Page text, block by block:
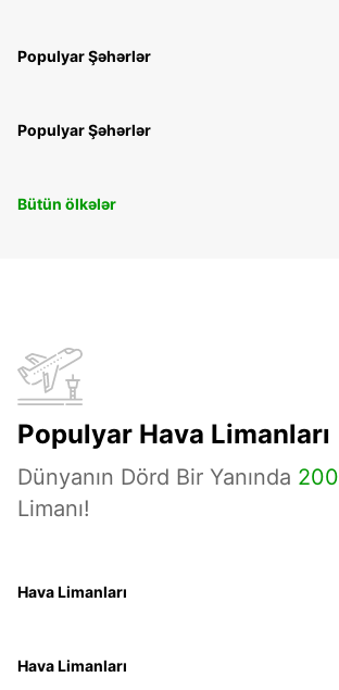
Populyar Şəhərlər
Populyar Şəhərlər
Bütün ölkələr
Populyar Hava Limanları
Dünyanın Dörd Bir Yanında 200
Limanı!
Hava Limanları
Hava Limanları